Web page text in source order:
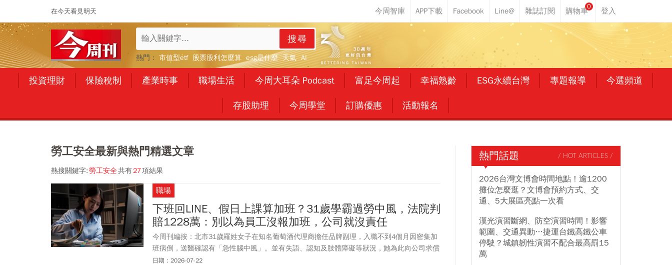
在今天看見明天
0
搜尋
熱門： 市值型etf 股票股利怎麼算 esg是什麼 天氣 AI
投資理財 保險稅制 產業時事 職場生活 今周大耳朵 Podcast 富足今周起 幸福熟齡 ESG永續台灣 專題報導 今選頻道
存股助理 今周學堂 訂購優惠 活動報名
勞工安全最新與熱門精選文章
熱搜關鍵字:勞工安全共有27項結果
職場
下班回LINE、假日上課算加班？31歲學霸過勞中風，法院判
賠1228萬：別以為員工沒報加班，公司就沒責任
今周刊編按：北市31歲羅姓女子在知名葡萄酒代理商擔任品牌副理，入職不到4個月因密集加
班病倒，送醫確認有「急性腦中風」。並有失語、認知及肢體障礙等狀況，她為此向公司求償
1344萬3514元。羅女是國立中央大學學士、國立臺北藝術大學碩士，曾到波蘭研修，專精英
日期：2026-07-22
熱門話題 / HOT ARTICLES /
2026台灣文博會時間地點！逾1200
攤位怎麼逛？文博會預約方式、交
通、5大展區亮點一次看
漢光演習斷網、防空演習時間！影響
範圍、交通異動…捷運台鐵高鐵公車
停駛？城鎮韌性演習不配合最高罰15
萬